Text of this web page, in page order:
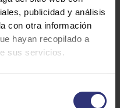
publicidad y análisis
con otra información
hayan recopilado a
sus servicios.